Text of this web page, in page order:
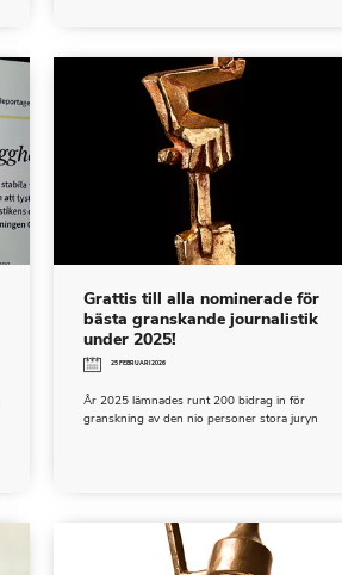
Grattis till alla nominerade för
bästa granskande journalistik
under 2025!
25 FEBRUARI 2026
År 2025 lämnades runt 200 bidrag in för
granskning av den nio personer stora juryn